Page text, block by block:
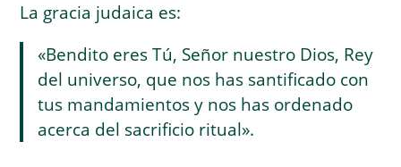
La gracia judaica es:
«Bendito eres Tú, Señor nuestro Dios, Rey
del universo, que nos has santificado con
tus mandamientos y nos has ordenado
acerca del sacrificio ritual».